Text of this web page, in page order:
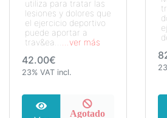
utiliza para tratar las
lesiones y dolores que
el ejercicio deportivo
puede aportar a
trav&ea...
...ver más
42.00€
23% VAT incl.
Agotado